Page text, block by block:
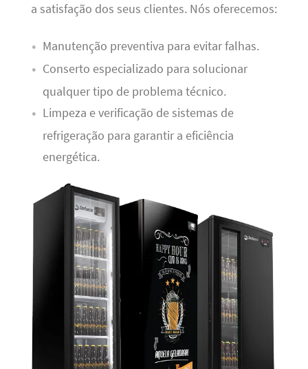
a satisfação dos seus clientes. Nós oferecemos:
Manutenção preventiva para evitar falhas.
Conserto especializado para solucionar
qualquer tipo de problema técnico.
Limpeza e verificação de sistemas de
refrigeração para garantir a eficiência
energética.